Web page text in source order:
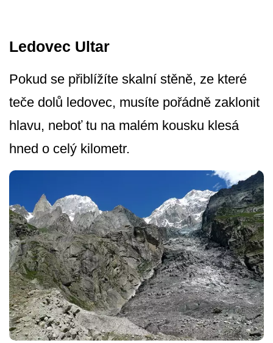
Ledovec Ultar
Pokud se přiblížíte skalní stěně, ze které
teče dolů ledovec, musíte pořádně zaklonit
hlavu, neboť tu na malém kousku klesá
hned o celý kilometr.